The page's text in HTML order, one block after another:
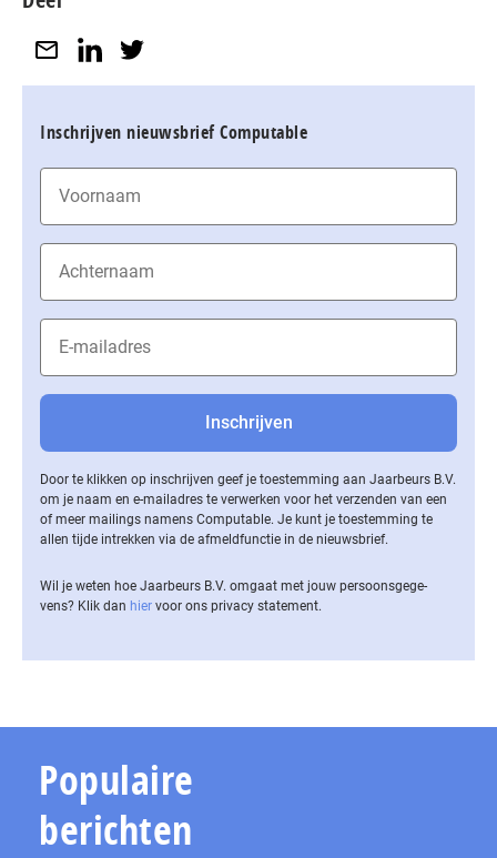
Inschrijven nieuwsbrief Computable
Door te klikken op inschrijven geef je toestemming aan Jaarbeurs B.V.
om je naam en e-mailadres te verwerken voor het verzenden van een
of meer mailings namens Computable. Je kunt je toestemming te
allen tijde intrekken via de af­meld­func­tie in de nieuwsbrief.
Wil je weten hoe Jaarbeurs B.V. omgaat met jouw per­soons­ge­ge­
vens? Klik dan hier voor ons privacy statement.
Populaire
berichten